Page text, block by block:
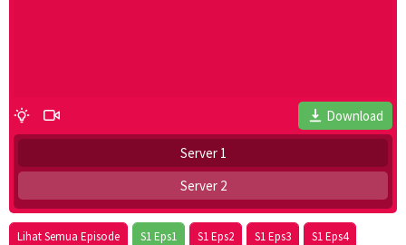
Download
Server 1
Server 2
Lihat Semua Episode S1 Eps1 S1 Eps2 S1 Eps3 S1 Eps4